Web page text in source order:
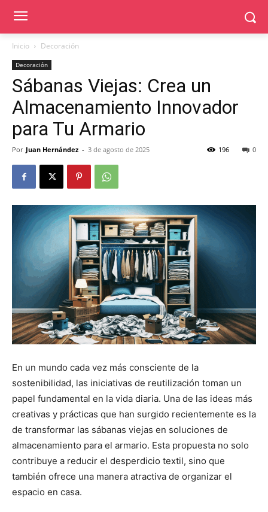
Inicio Decoración
Decoración
Sábanas Viejas: Crea un
Almacenamiento Innovador
para Tu Armario
Por Juan Hernández - 3 de agosto de 2025 0
196
En un mundo cada vez más consciente de la
sostenibilidad, las iniciativas de reutilización toman un
papel fundamental en la vida diaria. Una de las ideas más
creativas y prácticas que han surgido recientemente es la
de transformar las sábanas viejas en soluciones de
almacenamiento para el armario. Esta propuesta no solo
contribuye a reducir el desperdicio textil, sino que
también ofrece una manera atractiva de organizar el
espacio en casa.